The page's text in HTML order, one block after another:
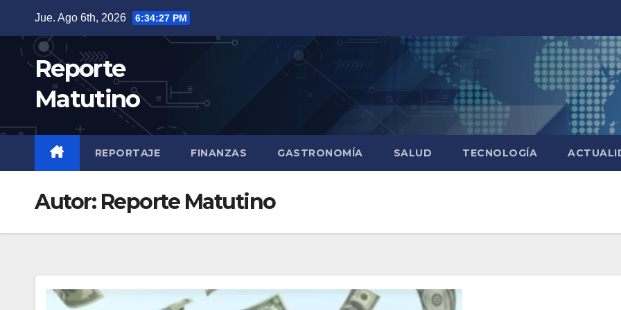
contenido
Jue. Ago 6th, 2026 6:34:29 PM
Reporte
Matutino
REPORTAJE FINANZAS GASTRONOMÍA SALUD TECNOLOGÍA
Autor: Reporte Matutino